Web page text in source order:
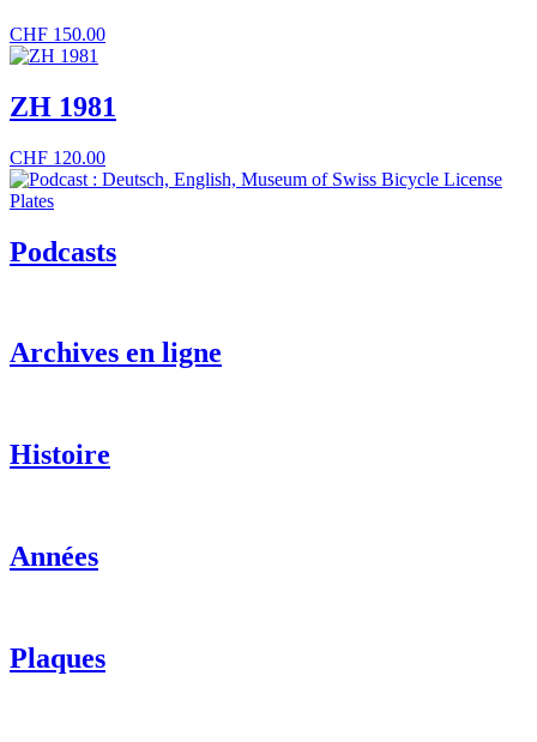
CHF 150.00
ZH 1981
CHF 120.00
Podcasts
Archives en ligne
Histoire
Années
Plaques